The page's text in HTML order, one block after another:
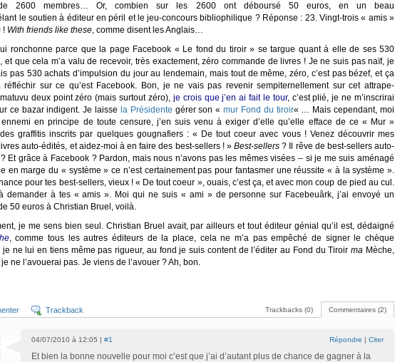
2600 membres… Or, combien sur les 2600 ont déboursé 50 euros, en un beau
le soutien à éditeur en péril et le jeu-concours bibliophilique ? Réponse : 23. Vingt-trois « amis »
! With friends like these, comme disent les Anglais…
ronchonne parce que la page Facebook « Le fond du tiroir » se targue quant à elle de ses 530
et que cela m’a valu de recevoir, très exactement, zéro commande de livres ! Je ne suis pas naïf, je
pas 530 achats d’impulsion du jour au lendemain, mais tout de même, zéro, c’est pas bézef, et ça
réfléchir sur ce qu’est Facebook. Bon, je ne vais pas revenir sempiternellement sur cet attrape-
deux point zéro (mais surtout zéro), je crois que j’en ai fait le tour, c’est plié, je ne m’inscrirai
ce bazar indigent. Je laisse la Présidente gérer son «mur Fond du tiroir« … Mais cependant, moi
en principe de toute censure, j’en suis venu à exiger d’elle qu’elle efface de ce « Mur »
graffitis inscrits par quelques gougnafiers : « De tout coeur avec vous ! Venez découvrir mes
auto-édités, et aidez-moi à en faire des best-sellers ! » Best-sellers ? Il rêve de best-sellers auto-
Et grâce à Facebook ? Pardon, mais nous n’avons pas les mêmes visées – si je me suis aménagé
en marge du « système » ce n’est certainement pas pour fantasmer une réussite « à la système ».
pour tes best-sellers, vieux ! « De tout coeur », ouais, c’est ça, et avec mon coup de pied au cul.
demander à tes « amis ». Moi qui ne suis « ami » de personne sur Facebeuârk, j’ai envoyé un
50 euros à Christian Bruel, voilà.
je me sens bien seul. Christian Bruel avait, par ailleurs et tout éditeur génial qu’il est, dédaigné
, comme tous les autres éditeurs de la place, cela ne m’a pas empêché de signer le chèque
je ne lui en tiens même pas rigueur, au fond je suis content de l’éditer au Fond du Tiroirma Mèche,
ne l’avouerai pas. Je viens de l’avouer ? Ah, bon.
Commentaires (2)
Trackbacks (0)
Trackback
04/07/2010 à 12:05 | #1 Répondre | Citer
Et bien la bonne nouvelle pour moi c’est que j’ai d’autant plus de chance de gagner à la